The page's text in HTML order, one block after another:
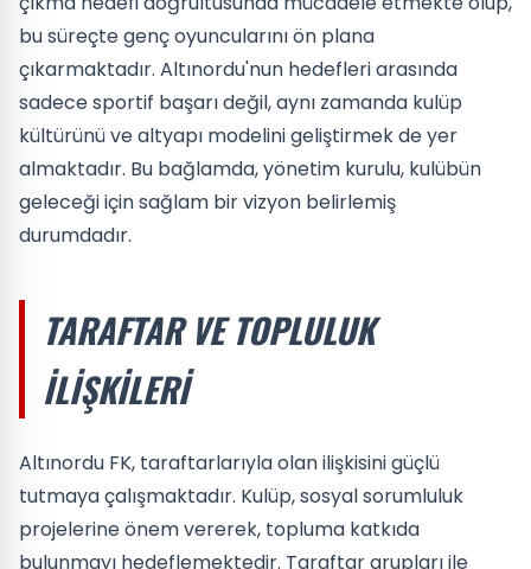
bu süreçte genç oyuncularını ön plana
çıkarmaktadır. Altınordu'nun hedefleri arasında
sadece sportif başarı değil, aynı zamanda kulüp
kültürünü ve altyapı modelini geliştirmek de yer
almaktadır. Bu bağlamda, yönetim kurulu, kulübün
geleceği için sağlam bir vizyon belirlemiş
durumdadır.
TARAFTAR VE TOPLULUK
İLIŞKILERI
Altınordu FK, taraftarlarıyla olan ilişkisini güçlü
tutmaya çalışmaktadır. Kulüp, sosyal sorumluluk
projelerine önem vererek, topluma katkıda
bulunmayı hedeflemektedir. Taraftar grupları ile